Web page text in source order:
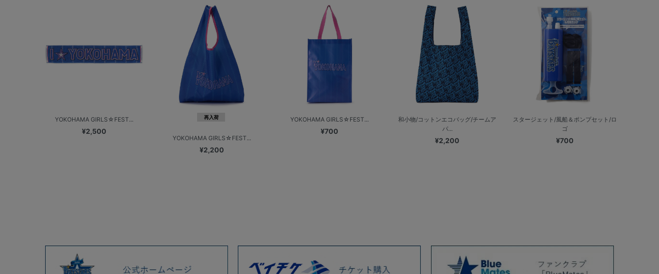
YOKOHAMA GIRLS☆FEST...
¥2,500
再入荷
YOKOHAMA GIRLS☆FEST...
¥2,200
YOKOHAMA GIRLS☆FEST...
¥700
和小物/コットンエコバッグ/チームア
パ...
¥2,200
スタージェット/風船＆ポンプセット/ロ
ゴ
¥700